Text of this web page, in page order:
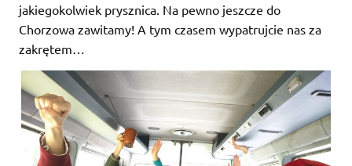
jakiegokolwiek prysznica. Na pewno jeszcze do
Chorzowa zawitamy! A tym czasem wypatrujcie nas za
zakrętem…